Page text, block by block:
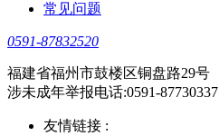
常见问题
0591-87832520
福建省福州市鼓楼区铜盘路29号
涉未成年举报电话:0591-87730337
友情链接 :